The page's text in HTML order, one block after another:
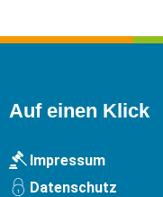
Auf einen Klick
Impressum
Datenschutz